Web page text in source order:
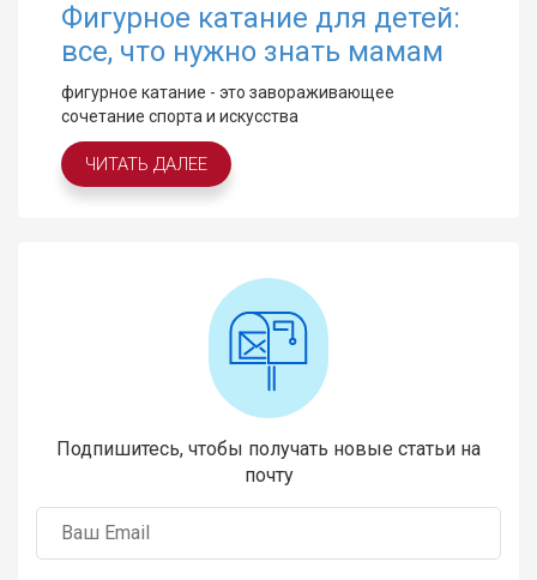
Фигурное катание для детей:
все, что нужно знать мамам
фигурное катание - это завораживающее
сочетание спорта и искусства
ЧИТАТЬ ДАЛЕЕ
Подпишитесь, чтобы получать новые статьи на
почту